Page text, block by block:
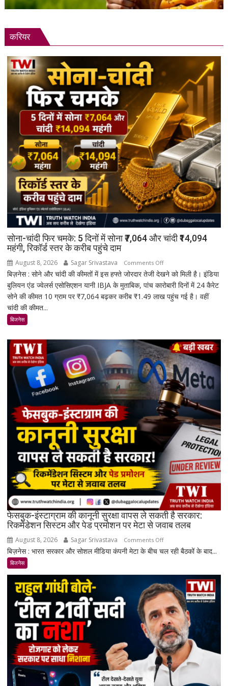
करियर
सोना-चांदी फिर चमके: 5 दिनों में सोना ₹7,064 और चांदी ₹14,094
महंगी, रिकॉर्ड स्तर के करीब पहुंचे दाम
August 8, 2026 Sagar Srivastava Comments Offon
सोना-
चांदी
फिर
में
सोना
₹7,064
और
चांदी
₹14,094
महंगी,
रिकॉर्ड
के
करीब
पहुंचे
दाम
बिज़नेस : सोने और चांदी की कीमतों में इस हफ्ते जोरदार तेजी देखने को मिली है। इंडिया
बुलियन एंड ज्वेलर्स एसोसिएशन यानी IBJA के मुताबिक, पांच कारोबारी दिनों में 24 कैरेट
सोने की कीमत 10 ग्राम पर ₹7,064 बढ़कर करीब ₹1.49 लाख पहुंच गई है। वहीं
चांदी की कीमत...
बिजनेस
फेसबुक-इंस्टाग्राम की कानूनी सुरक्षा वापस ले सकती है सरकार:
रिकमेंडेशन सिस्टम और पेड प्रमोशन पर मेटा से जवाब तलब
August 8, 2026 Sagar Srivastava Comments Offon
फेसबुक-
की
कानूनी
सुरक्षा
वापस
ले
सकती
है
सरकार:
रिकमेंडेशन
सिस्टम
बिज़नेस : भारत सरकार और सोशल मीडिया कंपनी मेटा के बीच चल रही बैठकों के बाद...
बिजनेस